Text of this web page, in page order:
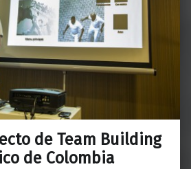
de Team Building
de Colombia